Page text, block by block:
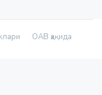
ОАВ ҳақида